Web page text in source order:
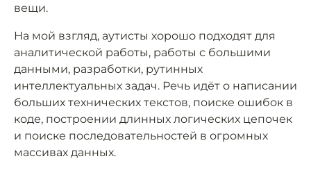
вещи.
На мой взгляд, аутисты хорошо подходят для
аналитической работы, работы с большими
данными, разработки, рутинных
интеллектуальных задач. Речь идёт о написании
больших технических текстов, поиске ошибок в
коде, построении длинных логических цепочек
и поиске последовательностей в огромных
массивах данных.